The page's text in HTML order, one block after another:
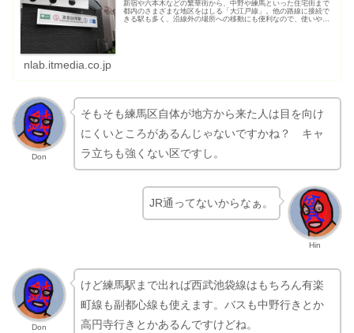
新宿や六本木などの繁華街から、中野や練馬といった住宅街まで
都内のさまざまな地区をはしる「大江戸線」。他の路線に接続で
きる駅も多く、沿線外の場所への移動にも便利なので、使いやす
nlab.itmedia.co.jp
Don
そもそも練馬区自体が地方から来た人は目を向け
にくいところがあるんじゃないですかね？ キャ
ラ立ちも強くない区ですし。
Hin
JR通ってないからなぁ。
Don
けど練馬駅まで出れば西武池袋線はもちろん有楽
町線も副都心線も使えます。バスも中野行きとか
高円寺行きとかあるんですけどね。